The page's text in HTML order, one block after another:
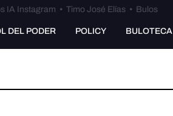
IA Instagram • Timo José Elías• Bulos
DEL PODER POLICY BULOTECA